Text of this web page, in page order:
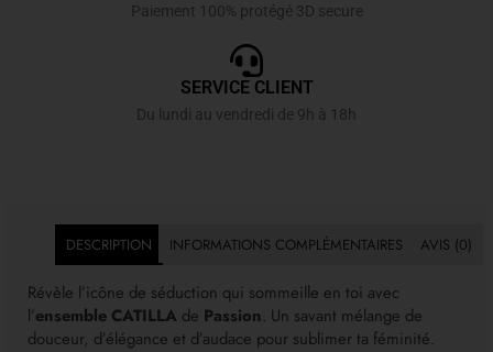
Paiement 100% protégé 3D secure
SERVICE CLIENT
Du lundi au vendredi de 9h à 18h
DESCRIPTION INFORMATIONS COMPLÉMENTAIRES AVIS (0)
Révèle l’icône de séduction qui sommeille en toi avec
l’ensemble CATILLA de Passion. Un savant mélange de
douceur, d’élégance et d’audace pour sublimer ta féminité.